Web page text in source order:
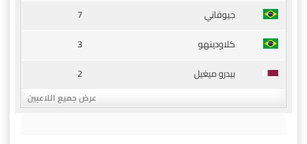
جيوفاني
7
كلاودينهو
3
بيدرو ميغيل
2
عرض جميع اللاعبين